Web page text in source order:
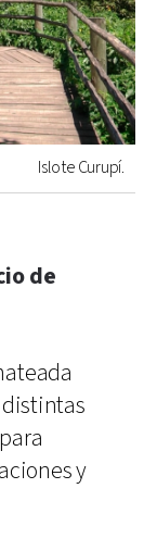
Islote Curupí.
de
y